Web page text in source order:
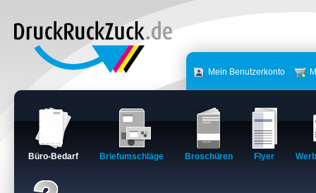
Mein Benutzerkonto
Büro-Bedarf Briefumschläge Broschüren Flyer